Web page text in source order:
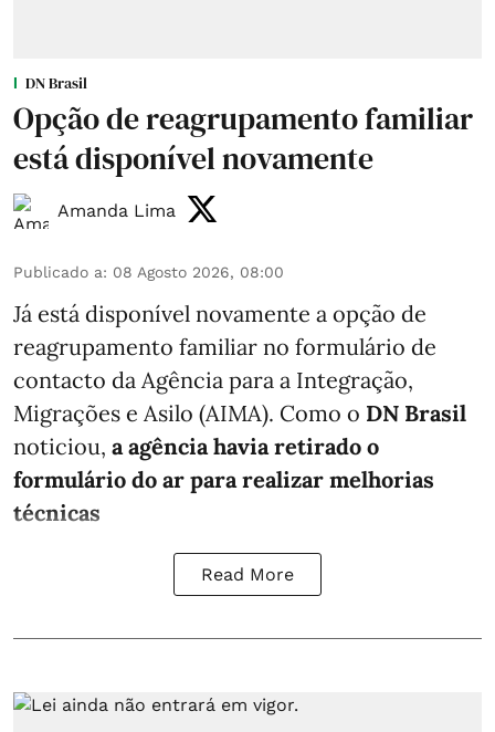
DN Brasil
Opção de reagrupamento familiar
está disponível novamente
Amanda Lima
Publicado a: 08 Agosto 2026, 08:00
Já está disponível novamente a opção de
reagrupamento familiar no formulário de
contacto da Agência para a Integração,
Migrações e Asilo (AIMA). Como o DN Brasil
noticiou, a agência havia retirado o
formulário do ar para realizar melhorias
técnicas
Read More